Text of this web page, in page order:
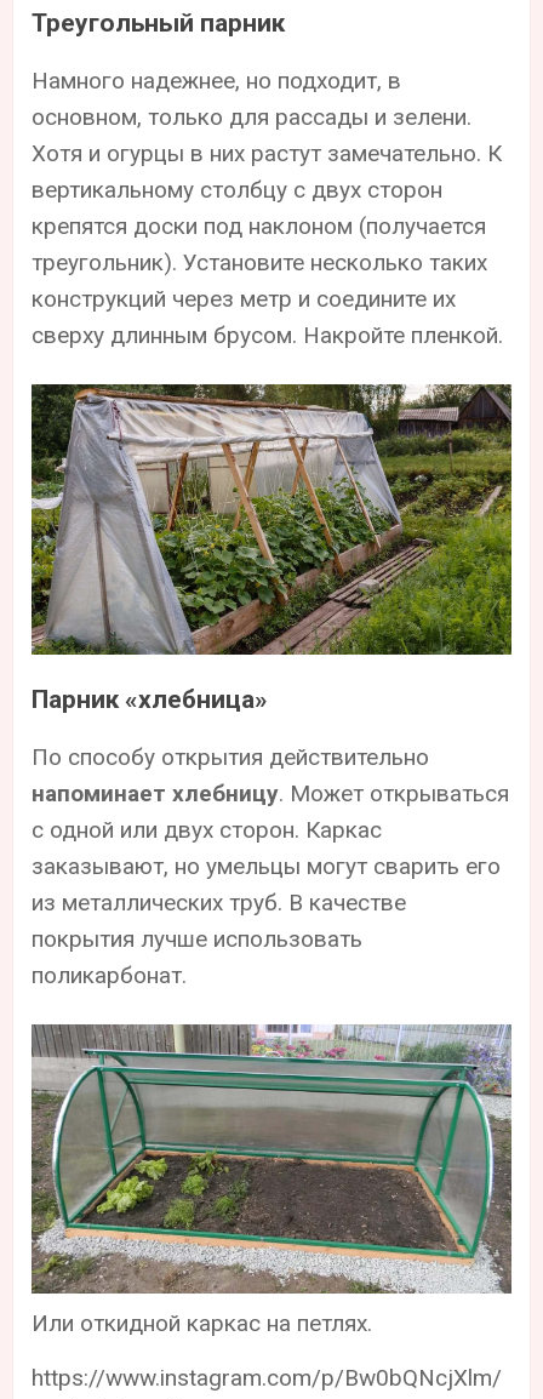
Треугольный парник
Намного надежнее, но подходит, в
основном, только для рассады и зелени.
Хотя и огурцы в них растут замечательно. К
вертикальному столбцу с двух сторон
крепятся доски под наклоном (получается
треугольник). Установите несколько таких
конструкций через метр и соедините их
сверху длинным брусом. Накройте пленкой.
Парник «хлебница»
По способу открытия действительно
напоминает хлебницу. Может открываться
с одной или двух сторон. Каркас
заказывают, но умельцы могут сварить его
из металлических труб. В качестве
покрытия лучше использовать
поликарбонат.
Или откидной каркас на петлях.
https://www.instagram.com/p/Bw0bQNcjXlm/